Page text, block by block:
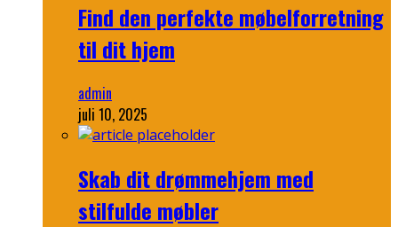
Find den perfekte møbelforretning
til dit hjem
admin
juli 10, 2025
Skab dit drømmehjem med
stilfulde møbler